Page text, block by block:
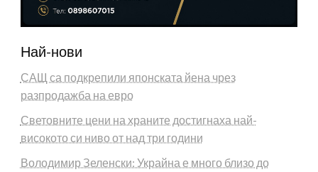
Най-нови
САЩ са подкрепили японската йена чрез
разпродажба на евро
Световните цени на храните достигнаха най-
високото си ниво от над три години
Володимир Зеленски: Украйна е много близо до